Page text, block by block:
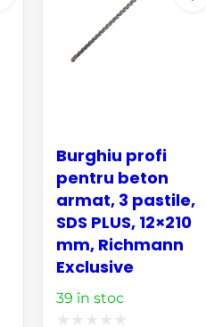
Burghiu profi
pentru beton
armat, 3 pastile,
SDS PLUS, 12×210
mm, Richmann
Exclusive
39 în stoc